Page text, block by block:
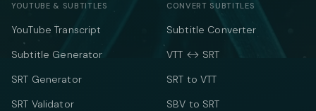
YOUTUBE & SUBTITLES
YouTube Transcript
Subtitle Generator
SRT Generator
SRT Validator
CONVERT SUBTITLES
Subtitle Converter
VTT ↔ SRT
SRT to VTT
SBV to SRT